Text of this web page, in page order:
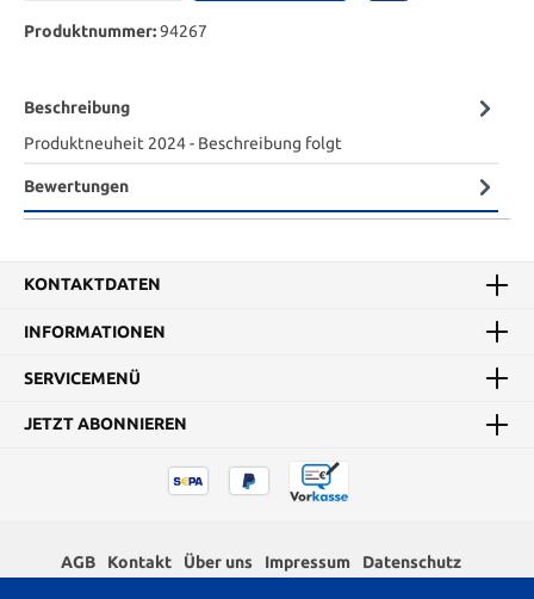
Produktnummer:94267
Beschreibung
Produktneuheit 2024 - Beschreibung folgt
Bewertungen
KONTAKTDATEN
INFORMATIONEN
SERVICEMENÜ
JETZT ABONNIEREN
AGB Kontakt Über uns Impressum
Datenschutz